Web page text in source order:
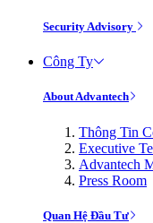
Security Advisory
Công Ty
About Advantech
Thông Tin
Executive
Advantech
Press Room
Quan Hệ Đầu Tư